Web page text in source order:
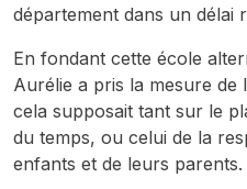
département dans un délai
En fondant cette école
Aurélie a pris la mesure de
cela supposait tant sur le
du temps, ou celui de la
enfants et de leurs parents.